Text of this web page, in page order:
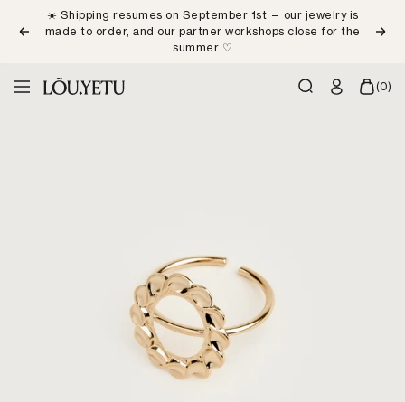
contentPrevious
☀️ Shipping resumes on September 1st — our jewelry is
made to order, and our partner workshops close for the
summer ♡
Next
NavigationLÕU.YETU
(0)